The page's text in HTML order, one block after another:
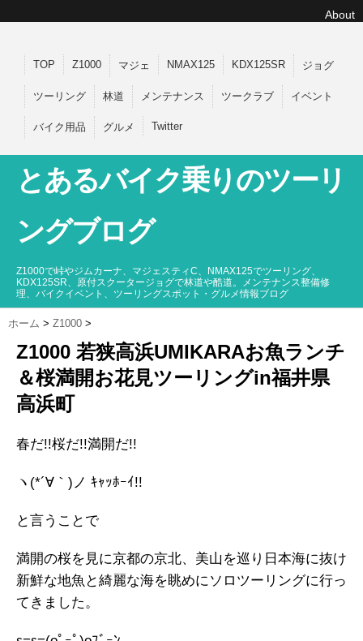
About
TOP Z1000 マジェ NMAX125 KDX125SR ジョグ
ツーリング 林道 メンテナンス ツークラブ イベント
バイク用品 グルメ Twitter
とあるバイク乗りのツーリ
ングブログ
Z1000で峠やジムカーナ、マジェスティC、NMAX125でツーリング、
KDX125SR、原付スクータージョグで林道や酷道。メンテナンス整備修
理、バイクイベント、ツーリングスポット・グルメ情報ブログ
ホーム > Z1000 >
Z1000 若狭高浜UMIKARAお魚ランチ
＆桜満開お花見ツーリングin福井県
高浜町
春だ!!桜だ!!満開だ!!
ヽ(*´∀｀)ノ ｷｬｯﾎｰｲ!!
と言うことで
満開の桜を見に京都の京北、美山を巡り日本海に抜け
新鮮な地魚と綺麗な海を眺めにソロツーリングに行っ
てきました。